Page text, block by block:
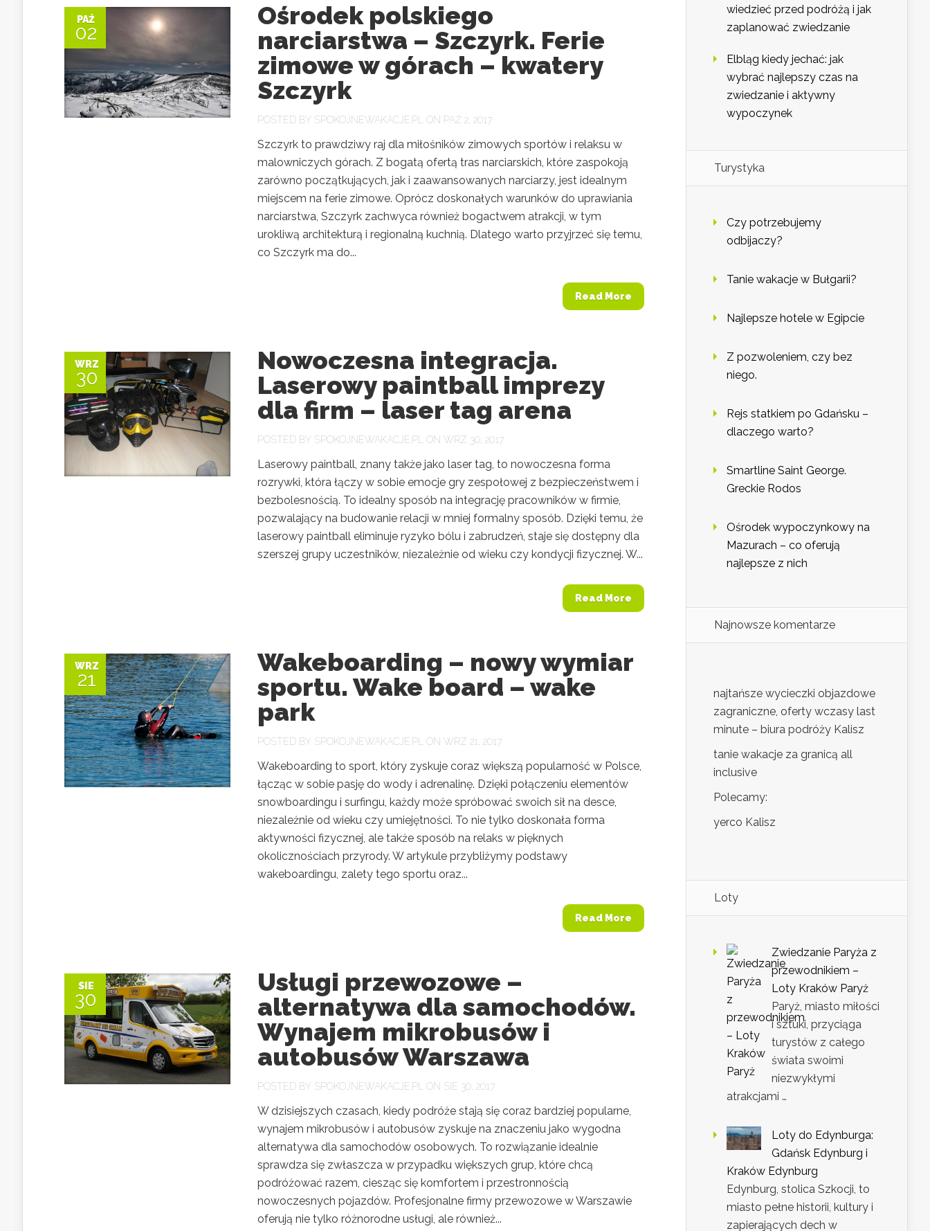
PAŹ
02
Ośrodek polskiego
narciarstwa – Szczyrk. Ferie
zimowe w górach – kwatery
Szczyrk
POSTED BY SPOKOJNEWAKACJE.PL ON PAŹ 2, 2017
Szczyrk to prawdziwy raj dla miłośników zimowych sportów i relaksu w
malowniczych górach. Z bogatą ofertą tras narciarskich, które zaspokoją
zarówno początkujących, jak i zaawansowanych narciarzy, jest idealnym
miejscem na ferie zimowe. Oprócz doskonałych warunków do uprawiania
narciarstwa, Szczyrk zachwyca również bogactwem atrakcji, w tym
urokliwą architekturą i regionalną kuchnią. Dlatego warto przyjrzeć się temu,
co Szczyrk ma do...
Read More
WRZ
30
Nowoczesna integracja.
Laserowy paintball imprezy
dla firm – laser tag arena
POSTED BY SPOKOJNEWAKACJE.PL ON WRZ 30, 2017
Laserowy paintball, znany także jako laser tag, to nowoczesna forma
rozrywki, która łączy w sobie emocje gry zespołowej z bezpieczeństwem i
bezbolesnością. To idealny sposób na integrację pracowników w firmie,
pozwalający na budowanie relacji w mniej formalny sposób. Dzięki temu, że
laserowy paintball eliminuje ryzyko bólu i zabrudzeń, staje się dostępny dla
szerszej grupy uczestników, niezależnie od wieku czy kondycji fizycznej. W...
Read More
WRZ
21
Wakeboarding – nowy wymiar
sportu. Wake board – wake
park
POSTED BY SPOKOJNEWAKACJE.PL ON WRZ 21, 2017
Wakeboarding to sport, który zyskuje coraz większą popularność w Polsce,
łącząc w sobie pasję do wody i adrenalinę. Dzięki połączeniu elementów
snowboardingu i surfingu, każdy może spróbować swoich sił na desce,
niezależnie od wieku czy umiejętności. To nie tylko doskonała forma
aktywności fizycznej, ale także sposób na relaks w pięknych
okolicznościach przyrody. W artykule przybliżymy podstawy
wakeboardingu, zalety tego sportu oraz...
Read More
SIE
30
Usługi przewozowe –
alternatywa dla samochodów.
Wynajem mikrobusów i
autobusów Warszawa
POSTED BY SPOKOJNEWAKACJE.PL ON SIE 30, 2017
W dzisiejszych czasach, kiedy podróże stają się coraz bardziej popularne,
wynajem mikrobusów i autobusów zyskuje na znaczeniu jako wygodna
alternatywa dla samochodów osobowych. To rozwiązanie idealnie
sprawdza się zwłaszcza w przypadku większych grup, które chcą
podróżować razem, ciesząc się komfortem i przestronnością
nowoczesnych pojazdów. Profesjonalne firmy przewozowe w Warszawie
oferują nie tylko różnorodne usługi, ale również...
wiedzieć przed podróżą i jak
zaplanować zwiedzanie
Elbląg kiedy jechać: jak
wybrać najlepszy czas na
zwiedzanie i aktywny
wypoczynek
Turystyka
Czy potrzebujemy
odbijaczy?
Tanie wakacje w Bułgarii?
Najlepsze hotele w Egipcie
Z pozwoleniem, czy bez
niego.
Rejs statkiem po Gdańsku –
dlaczego warto?
Smartline Saint George.
Greckie Rodos
Ośrodek wypoczynkowy na
Mazurach – co oferują
najlepsze z nich
Najnowsze komentarze
najtańsze wycieczki objazdowe
zagraniczne, oferty wczasy last
minute – biura podróży Kalisz
tanie wakacje za granicą all
inclusive
Polecamy:
yerco Kalisz
Loty
Zwiedzanie Paryża z
przewodnikiem –
Loty Kraków Paryż
Paryż, miasto miłości
i sztuki, przyciąga
turystów z całego
świata swoimi
niezwykłymi
atrakcjami …
Loty do Edynburga:
Gdańsk Edynburg i
Kraków Edynburg
Edynburg, stolica Szkocji, to
miasto pełne historii, kultury i
zapierających dech w